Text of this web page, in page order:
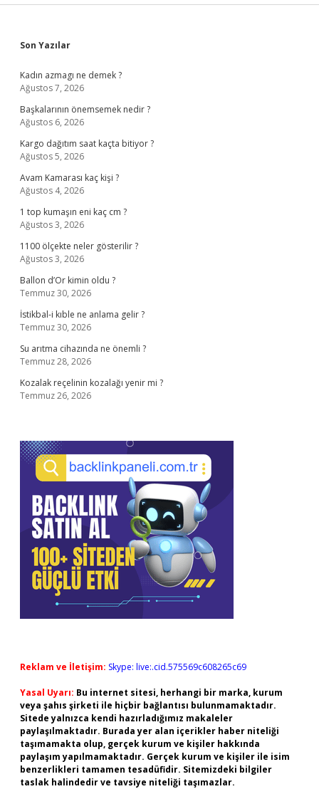
Sidebar
Son Yazılar
Kadın azmagı ne demek ?
Ağustos 7, 2026
Başkalarının önemsemek nedir ?
Ağustos 6, 2026
Kargo dağıtım saat kaçta bitiyor ?
Ağustos 5, 2026
Avam Kamarası kaç kişi ?
Ağustos 4, 2026
1 top kumaşın eni kaç cm ?
Ağustos 3, 2026
1100 ölçekte neler gösterilir ?
Ağustos 3, 2026
Ballon d’Or kimin oldu ?
Temmuz 30, 2026
İstikbal-i kıble ne anlama gelir ?
Temmuz 30, 2026
Su arıtma cihazında ne önemli ?
Temmuz 28, 2026
Kozalak reçelinin kozalağı yenir mi ?
Temmuz 26, 2026
Reklam ve İletişim: Skype: live:.cid.575569c608265c69
Yasal Uyarı: Bu internet sitesi, herhangi bir marka, kurum
veya şahıs şirketi ile hiçbir bağlantısı bulunmamaktadır.
Sitede yalnızca kendi hazırladığımız makaleler
paylaşılmaktadır. Burada yer alan içerikler haber niteliği
taşımamakta olup, gerçek kurum ve kişiler hakkında
paylaşım yapılmamaktadır. Gerçek kurum ve kişiler ile isim
benzerlikleri tamamen tesadüfidir. Sitemizdeki bilgiler
taslak halindedir ve tavsiye niteliği taşımazlar.